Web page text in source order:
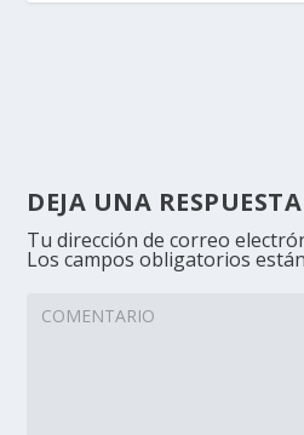
DEJA UNA RESPUESTA
Tu dirección de correo
Los campos obligatorios